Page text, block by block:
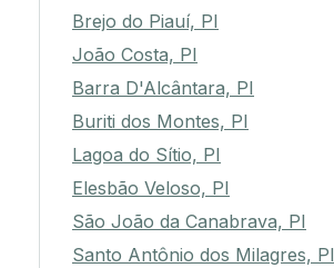
Brejo do Piauí, PI
João Costa, PI
Barra D'Alcântara, PI
Buriti dos Montes, PI
Lagoa do Sítio, PI
Elesbão Veloso, PI
São João da Canabrava, PI
Santo Antônio dos Milagres, PI